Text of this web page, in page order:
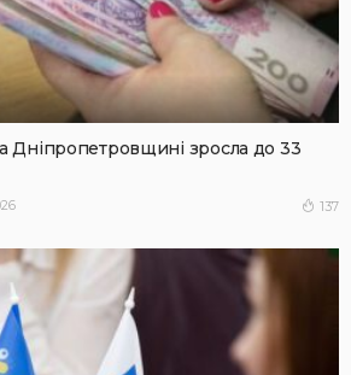
Дніпропетровщині зросла до 33
137